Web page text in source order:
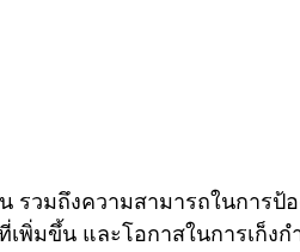
วมถึงความสามารถในการป้อ
เพิ่มขึ้น และโอกาสในการเก็งก